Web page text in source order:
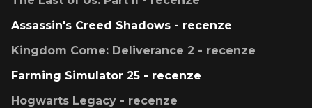
Assassin's Creed Shadows - recenze
Kingdom Come: Deliverance 2 - recenze
Farming Simulator 25 - recenze
Hogwarts Legacy - recenze